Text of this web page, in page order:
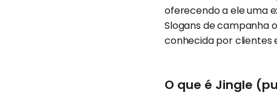
oferecendo a ele uma
Slogans de campanha
conhecida por clientes
O que é Jingle